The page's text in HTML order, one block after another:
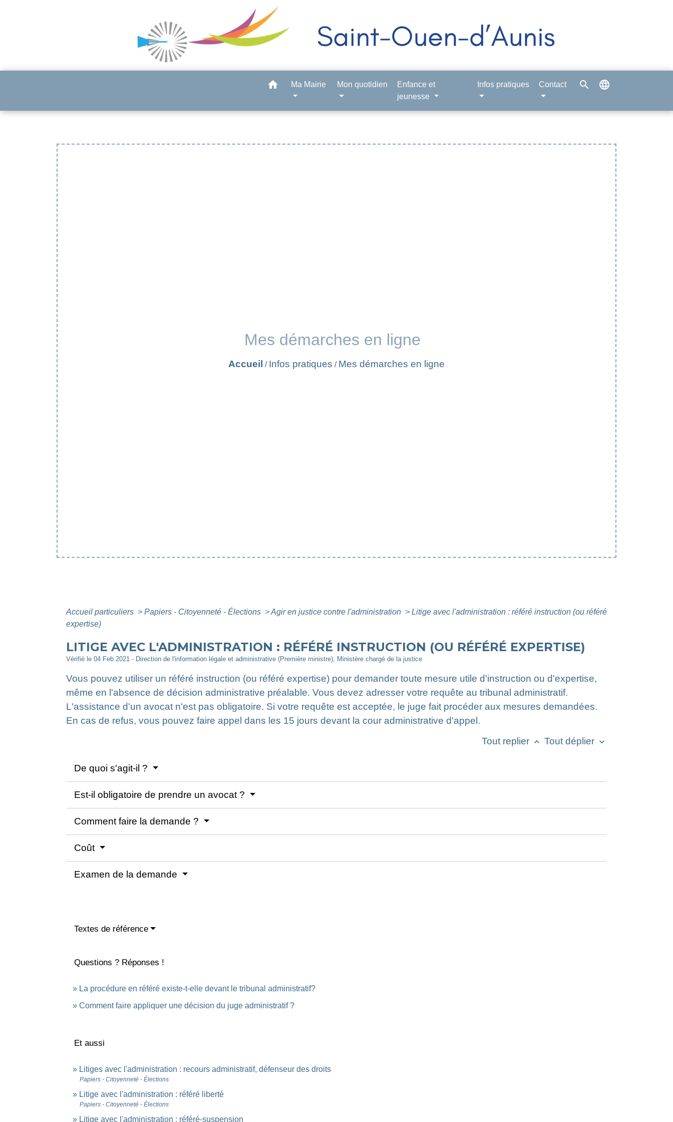
home Ma Mairie Mon quotidien
Enfance et
jeunesse
Infos pratiques Contact search language
Mes démarches en ligne
Accueil / Infos pratiques / Mes démarches en ligne
Accueil particuliers > Papiers - Citoyenneté - Élections >Agir en justice contre l'administration > Litige avec l'administration : référé instruction (ou référé
expertise)
LITIGE AVEC L'ADMINISTRATION : RÉFÉRÉ INSTRUCTION (OU RÉFÉRÉ EXPERTISE)
Vérifié le 04 Feb 2021 - Direction de l'information légale et administrative (Première ministre), Ministère chargé de la justice
Vous pouvez utiliser un référé instruction (ou référé expertise) pour demander toute mesure utile d'instruction ou d'expertise,
même en l'absence de décision administrative préalable. Vous devez adresser votre requête au tribunal administratif.
L'assistance d'un avocat n'est pas obligatoire. Si votre requête est acceptée, le juge fait procéder aux mesures demandées.
En cas de refus, vous pouvez faire appel dans les 15 jours devant la cour administrative d'appel.
Tout replier keyboard_arrow_up Tout déplier keyboard_arrow_down
De quoi s'agit-il ?
Est-il obligatoire de prendre un avocat ?
Comment faire la demande ?
Coût
Examen de la demande
Textes de référence
Questions ? Réponses !
La procédure en référé existe-t-elle devant le tribunal administratif?
Comment faire appliquer une décision du juge administratif ?
Et aussi
Litiges avec l'administration : recours administratif, défenseur des droits
Papiers - Citoyenneté - Élections
Litige avec l'administration : référé liberté
Papiers - Citoyenneté - Élections
Litige avec l'administration : référé-suspension